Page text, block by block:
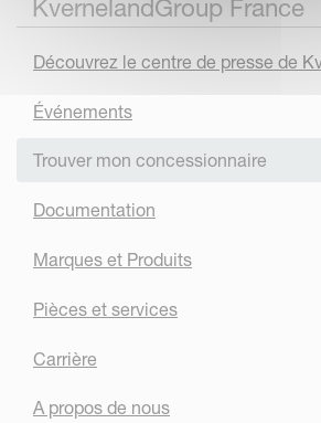
KvernelandGroup France
Découvrez le centre de presse de
Événements
Trouver mon concessionnaire
Documentation
Marques et Produits
Pièces et services
Carrière
A propos de nous